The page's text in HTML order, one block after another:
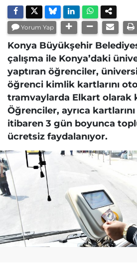
Yorum Yap
Konya Büyükşehir
çalışma ile Konya’daki
yaptıran öğrenciler,
öğrenci kimlik kartlarını
tramvaylarda Elkart olarak
Öğrenciler, ayrıca
itibaren 3 gün boyunca
ücretsiz faydalanıyor.